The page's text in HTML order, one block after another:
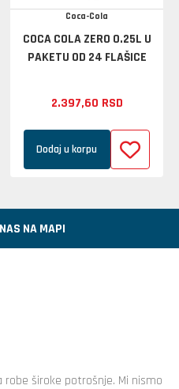
Coca-Cola
COCA COLA ZERO 0.25L U
PAKETU OD 24 FLAŠICE
2.397,60 RSD
Dodaj u korpu
NA MAPI
široke potrošnje. Mi nismo